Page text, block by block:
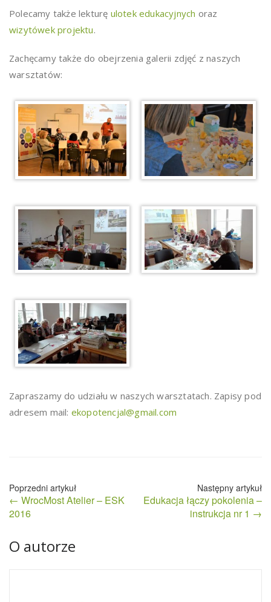
Polecamy także lekturę ulotek edukacyjnych oraz
wizytówek projektu.
Zachęcamy także do obejrzenia galerii zdjęć z naszych
warsztatów:
Zapraszamy do udziału w naszych warsztatach. Zapisy pod
adresem mail: ekopotencjal@gmail.com
Nawigacja
wpisu
← WrocMost Atelier – ESK
2016
Edukacja łączy pokolenia –
instrukcja nr 1 →
O autorze